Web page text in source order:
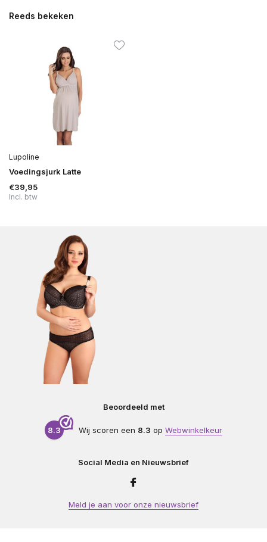
Reeds bekeken
Lupoline
Voedingsjurk Latte
€39,95
Incl. btw
Beoordeeld met
8.3 Wij scoren een 8.3 op Webwinkelkeur
Social Media en Nieuwsbrief
Meld je aan voor onze nieuwsbrief